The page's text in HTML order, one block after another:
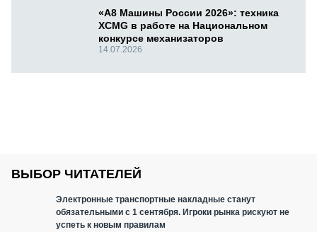
«А8 Машины России 2026»: техника
XCMG в работе на Национальном
конкурсе механизаторов
14.07.2026
ВЫБОР ЧИТАТЕЛЕЙ
Электронные транспортные накладные станут
обязательными с 1 сентября. Игроки рынка рискуют не
успеть к новым правилам